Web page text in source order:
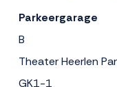
Parkeergarage
B
Theater Heerlen
GK1-1